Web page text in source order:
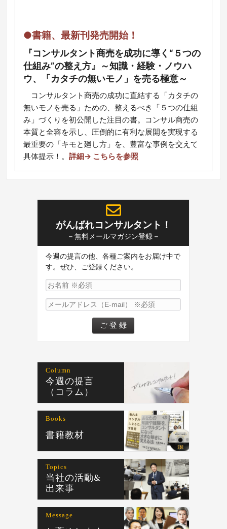
●書籍、最新刊発売開始！
『コンサルタント商売を成功に導く“５つの
仕組み”の整え方』～知識・経験・ノウハ
ウ、「カタチの無いモノ」を売る極意～
コ ンサルタント商売の成功に直結する「カタチの
無いモノを売る」ための、整えるべき「５つの仕組
み」づくりを初公開した注目の書。コンサル商売の
本質と全容を示し、圧倒的に有利な展開を実現する
最重要の「キモと廻し方」を、豊富な事例を交えて
具体提示！ 。詳細→ こちらを参照
がんばれコンサルタント！
– 無料メールマガジン登録 –
今週の提言の他、各種ご案内をお届け中で
す。ぜひ、ご登録ください。
Column
今週の提言
（コラム）
Books
書籍教材
Topics
当社の活動&
出来事
Message